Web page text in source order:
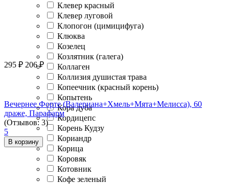
Клевер красный
Клевер луговой
Клопогон (цимицифуга)
Клюква
Козелец
Козлятник (галега)
Коллаген
Коллизия душистая трава
Копеечник (красный корень)
Копытень
Кора дуба
Кордицепс
Корень Кудзу
Кориандр
Корица
Коровяк
Котовник
Кофе зеленый
295 ₽ 206 ₽
Вечернее Форте (Валериана+Хмель+Мята+Мелисса), 60
драже, Парафарм
(Отзывов: 3)
5
В корзину